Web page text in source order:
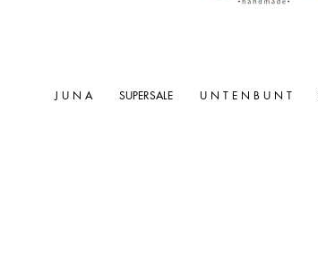
J U N A SUPERSALE U N T E N B U N T